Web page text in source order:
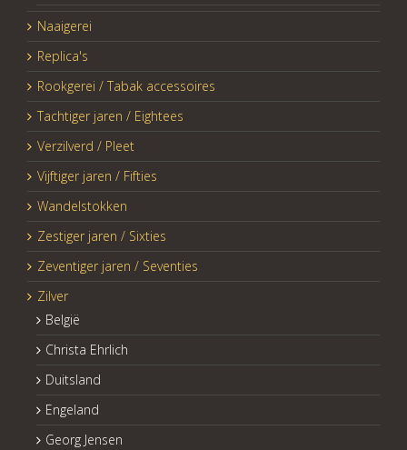
Naaigerei
Replica's
Rookgerei / Tabak accessoires
Tachtiger jaren / Eightees
Verzilverd / Pleet
Vijftiger jaren / Fifties
Wandelstokken
Zestiger jaren / Sixties
Zeventiger jaren / Seventies
Zilver
België
Christa Ehrlich
Duitsland
Engeland
Georg Jensen